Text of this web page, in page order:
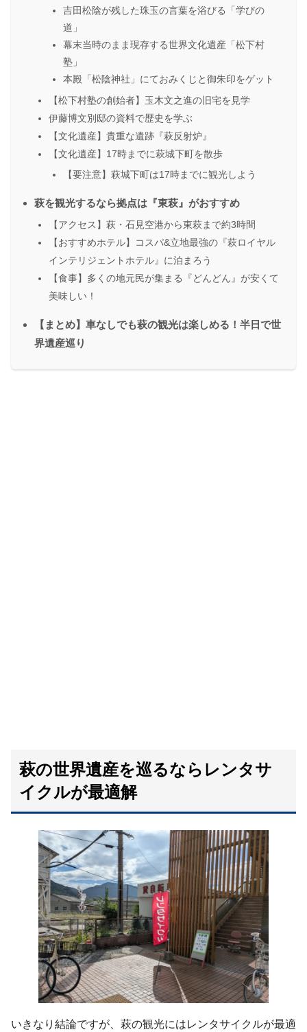
吉田松陰が残した珠玉の言葉を浴びる「学びの
道」
幕末当時のまま現存する世界文化遺産「松下村
塾」
本殿「松陰神社」にておみくじと御朱印をゲット
【松下村塾の創始者】玉木文之進の旧宅を見学
伊藤博文別邸の資料で歴史を学ぶ
【文化遺産】貴重な遺跡『萩反射炉』
【文化遺産】17時までに萩城下町を散歩
【要注意】萩城下町は17時までに観光しよう
萩を観光するなら拠点は『東萩』がおすすめ
【アクセス】萩・石見空港から東萩まで約3時間
【おすすめホテル】コスパ&立地最強の『萩ロイヤル
インテリジェントホテル』に泊まろう
【食事】多くの地元民が集まる『どんどん』が安くて
美味しい！
【まとめ】車なしでも萩の観光は楽しめる！半日で世
界遺産巡り
萩の世界遺産を巡るならレンタサ
イクルが最適解
いきなり結論ですが、萩の観光にはレンタサイクルが最適